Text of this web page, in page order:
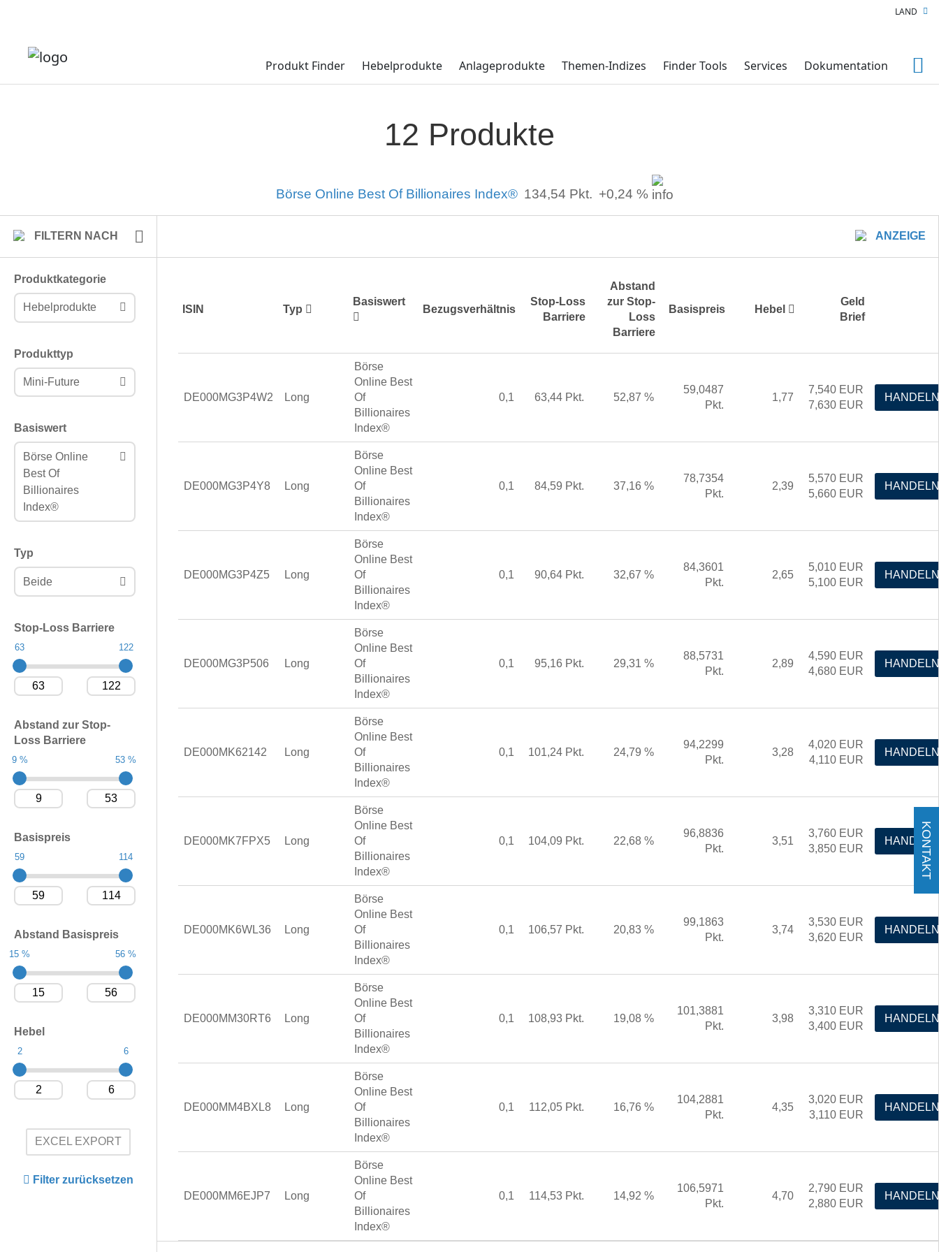
Produkt Finder Hebelprodukte Anlageprodukte Themen-Indizes Finder Tools Services Dokumentation
LAND
12 Produkte
Börse Online Best Of Billionaires Index® 134,54 Pkt. +0,24 %
FILTERN NACH
Produktkategorie
Hebelprodukte
Produkttyp
Mini-Future
Basiswert
Börse Online
Best Of
Billionaires
Index®
Typ
Beide
Stop-Loss Barriere
63 122
Abstand zur Stop-
Loss Barriere
9 % 53 %
Basispreis
59 114
Abstand Basispreis
15 % 56 %
Hebel
2 6
EXCEL EXPORT
Filter zurücksetzen
ANZEIGE
ISIN Typ
Basiswert
Bezugsverhältnis
Stop-Loss
Barriere
Abstand
zur Stop-
Loss
Barriere
Basispreis Hebel
Geld
Brief
DE000MG3P4W2 Long
Börse
Online Best
Of
Billionaires
Index®
0,1 63,44 Pkt. 52,87 %
59,0487
Pkt.
1,77
7,540 EUR
7,630 EUR
HANDELN
DE000MG3P4Y8 Long
Börse
Online Best
Of
Billionaires
Index®
0,1 84,59 Pkt. 37,16 %
78,7354
Pkt.
2,39
5,570 EUR
5,660 EUR
HANDELN
DE000MG3P4Z5 Long
Börse
Online Best
Of
Billionaires
Index®
0,1 90,64 Pkt. 32,67 %
84,3601
Pkt.
2,65
5,010 EUR
5,100 EUR
HANDELN
DE000MG3P506 Long
Börse
Online Best
Of
Billionaires
Index®
0,1 95,16 Pkt. 29,31 %
88,5731
Pkt.
2,89
4,590 EUR
4,680 EUR
HANDELN
DE000MK62142 Long
Börse
Online Best
Of
Billionaires
Index®
0,1 101,24 Pkt. 24,79 %
94,2299
Pkt.
3,28
4,020 EUR
4,110 EUR
HANDELN
DE000MK7FPX5 Long
Börse
Online Best
Of
Billionaires
Index®
0,1 104,09 Pkt. 22,68 %
96,8836
Pkt.
3,51
3,760 EUR
3,850 EUR
HANDELN
DE000MK6WL36 Long
Börse
Online Best
Of
Billionaires
Index®
0,1 106,57 Pkt. 20,83 %
99,1863
Pkt.
3,74
3,530 EUR
3,620 EUR
HANDELN
DE000MM30RT6 Long
Börse
Online Best
Of
Billionaires
Index®
0,1 108,93 Pkt. 19,08 %
101,3881
Pkt.
3,98
3,310 EUR
3,400 EUR
HANDELN
DE000MM4BXL8 Long
Börse
Online Best
Of
Billionaires
Index®
0,1 112,05 Pkt. 16,76 %
104,2881
Pkt.
4,35
3,020 EUR
3,110 EUR
HANDELN
DE000MM6EJP7 Long
Börse
Online Best
Of
Billionaires
Index®
0,1 114,53 Pkt. 14,92 %
106,5971
Pkt.
4,70
2,790 EUR
2,880 EUR
HANDELN
KONTAKT